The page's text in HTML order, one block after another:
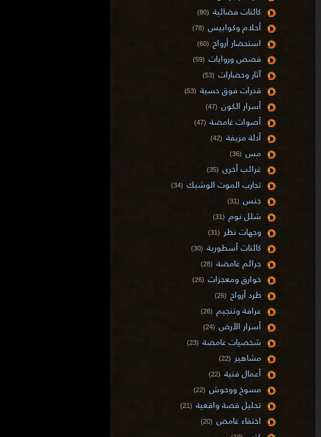
كائنات فضائية (80)
أحلام وكوابيس (78)
استحضار أرواح (60)
قصص وروايات (59)
آثار وحضارات (53)
قدرات فوق حسية (53)
أسرار الكون (47)
أصوات غامضة (47)
أدلة مزيفة (42)
مس (36)
غرائب أخرى (35)
تجارب الموت الوشيك (34)
جنس (31)
شلل نوم (31)
وجهات نظر (31)
كائنات أسطورية (30)
جرائم غامضة (28)
خوارق ومعجزات (26)
طرد أرواح (26)
عرافة وتنجيم (26)
أسرار الأرض (24)
شخصيات غامضة (23)
مشاهير (22)
أعمال فنية (22)
مسوخ ووحوش (22)
تحليل قصة واقعية (21)
اختفاء غامض (20)